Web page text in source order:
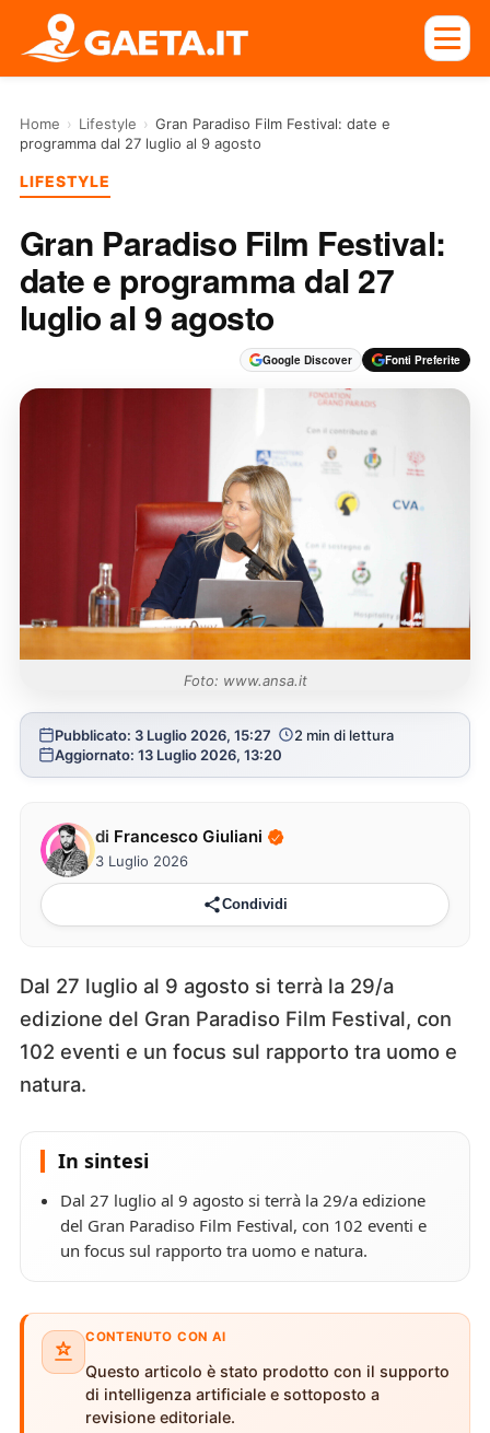
Home › Lifestyle › Gran Paradiso Film Festival: date e
programma dal 27 luglio al 9 agosto
LIFESTYLE
Gran Paradiso Film Festival:
date e programma dal 27
luglio al 9 agosto
Google Discover Fonti Preferite
Foto: www.ansa.it
Pubblicato: 3 Luglio 2026, 15:27
2 min di lettura
Aggiornato: 13 Luglio 2026, 13:20
di Francesco Giuliani
3 Luglio 2026
Condividi
Dal 27 luglio al 9 agosto si terrà la 29/a
edizione del Gran Paradiso Film Festival, con
102 eventi e un focus sul rapporto tra uomo e
natura.
In sintesi
Dal 27 luglio al 9 agosto si terrà la 29/a edizione
del Gran Paradiso Film Festival, con 102 eventi e
un focus sul rapporto tra uomo e natura.
CONTENUTO CON AI
Questo articolo è stato prodotto con il supporto
di intelligenza artificiale e sottoposto a
revisione editoriale.